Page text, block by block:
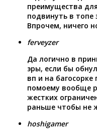
преимущества
подвинуть в топе
Впрочем, ничего
ferveyzer
Да логично в
эры, если бы
вп и на
помоему вообще
жестких
раньше чтобы не
hoshigamer